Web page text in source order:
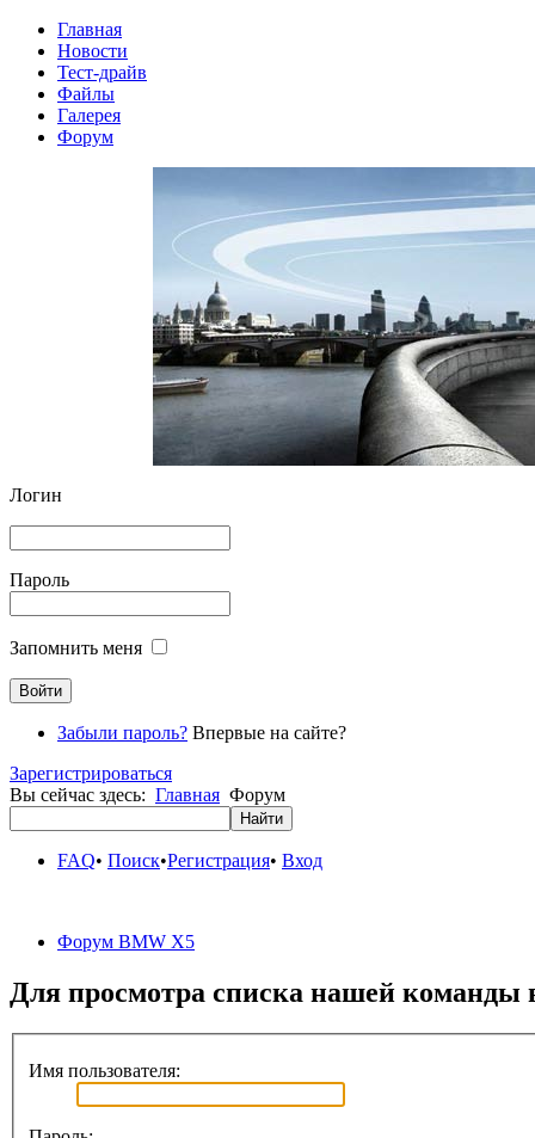
Главная
Новости
Тест-драйв
Файлы
Галерея
Форум
Логин
Пароль
Запомнить меня
Забыли пароль? Впервые на сайте?
Зарегистрироваться
Вы сейчас здесь: Главная Форум
FAQ• Поиск•Регистрация• Вход
Форум BMW X5
Для просмотра списка нашей
Имя пользователя: